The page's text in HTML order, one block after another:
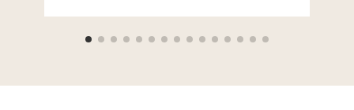
výběru, jak už bylo napsáno - na požádání